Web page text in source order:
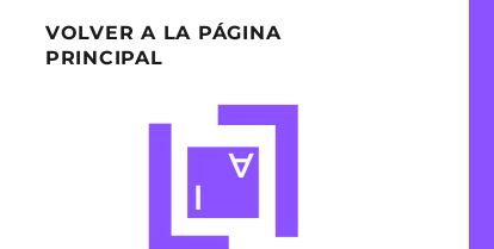
VOLVER A LA PÁGINA
PRINCIPAL